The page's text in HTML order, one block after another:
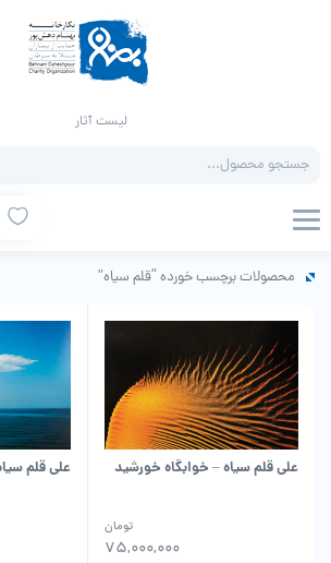
لیست آثار
search
محصولات برچسب خورده “قلم سیاه”
علی قلم سیاه – خوابگاه خورشید
75,000,000
تومان
علی قلم